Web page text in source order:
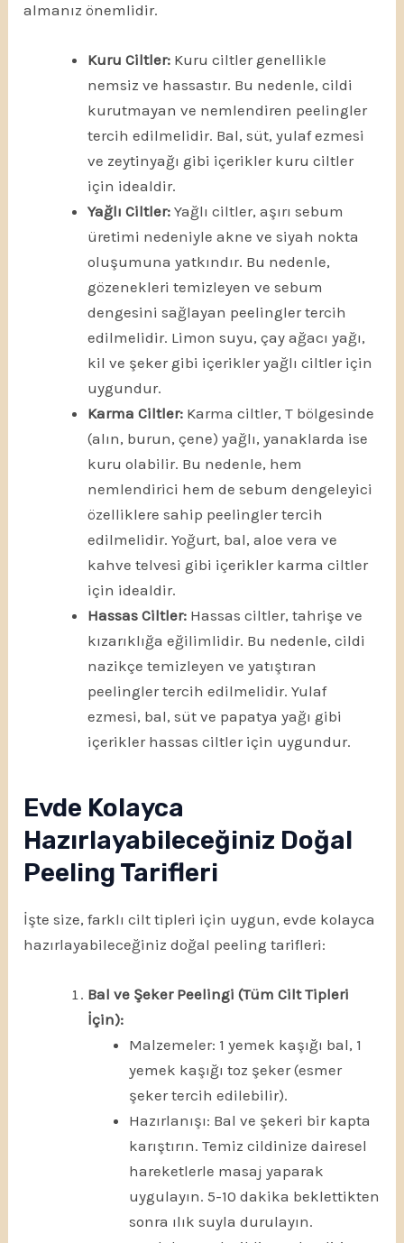
almanız önemlidir.
Kuru Ciltler: Kuru ciltler genellikle
nemsiz ve hassastır. Bu nedenle, cildi
kurutmayan ve nemlendiren peelingler
tercih edilmelidir. Bal, süt, yulaf ezmesi
ve zeytinyağı gibi içerikler kuru ciltler
için idealdir.
Yağlı Ciltler: Yağlı ciltler, aşırı sebum
üretimi nedeniyle akne ve siyah nokta
oluşumuna yatkındır. Bu nedenle,
gözenekleri temizleyen ve sebum
dengesini sağlayan peelingler tercih
edilmelidir. Limon suyu, çay ağacı yağı,
kil ve şeker gibi içerikler yağlı ciltler için
uygundur.
Karma Ciltler: Karma ciltler, T bölgesinde
(alın, burun, çene) yağlı, yanaklarda ise
kuru olabilir. Bu nedenle, hem
nemlendirici hem de sebum dengeleyici
özelliklere sahip peelingler tercih
edilmelidir. Yoğurt, bal, aloe vera ve
kahve telvesi gibi içerikler karma ciltler
için idealdir.
Hassas Ciltler: Hassas ciltler, tahrişe ve
kızarıklığa eğilimlidir. Bu nedenle, cildi
nazikçe temizleyen ve yatıştıran
peelingler tercih edilmelidir. Yulaf
ezmesi, bal, süt ve papatya yağı gibi
içerikler hassas ciltler için uygundur.
Evde Kolayca
Hazırlayabileceğiniz Doğal
Peeling Tarifleri
İşte size, farklı cilt tipleri için uygun, evde kolayca
hazırlayabileceğiniz doğal peeling tarifleri:
Bal ve Şeker Peelingi (Tüm Cilt Tipleri
İçin):
Malzemeler: 1 yemek kaşığı bal, 1
yemek kaşığı toz şeker (esmer
şeker tercih edilebilir).
Hazırlanışı: Bal ve şekeri bir kapta
karıştırın. Temiz cildinize dairesel
hareketlerle masaj yaparak
uygulayın. 5-10 dakika beklettikten
sonra ılık suyla durulayın.